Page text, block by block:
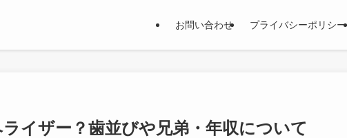
お問い合わせ プライバシーポリシー
イザー？歯並びや兄弟・年収について